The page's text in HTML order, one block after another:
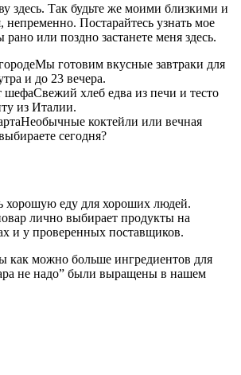
здесь. Так будьте же моими близкими и
непременно. Постарайтесь узнать мое
или поздно застанете меня здесь.
Мы готовим вкусные завтраки для
и до 23 вечера.
шефаСвежий хлеб едва из печи и тесто
из Италии.
Необычные коктейли или вечная
сегодня?
еду для хороших людей.
лично выбирает продукты на
и у проверенных поставщиков.
как можно больше ингредиентов для
не надо” были выращены в нашем